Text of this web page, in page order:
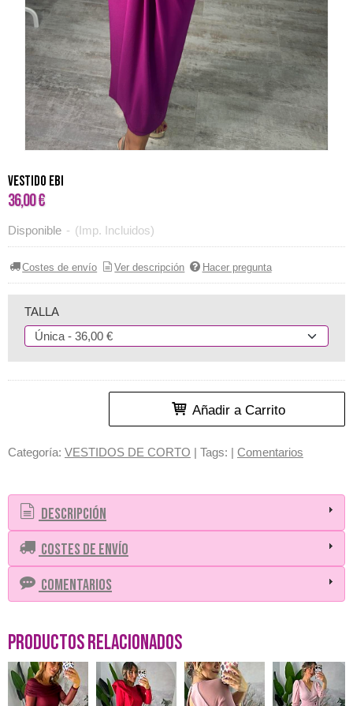
VESTIDO EBI
36,00 €
Disponible - (Imp. Incluidos)
Costes de envío Ver descripción Hacer pregunta
TALLA
Añadir a Carrito
Categoría: VESTIDOS DE CORTO | Tags: | Comentarios
Descripción
Costes de Envío
Comentarios
Productos Relacionados